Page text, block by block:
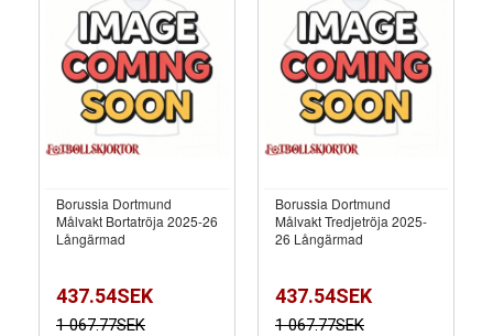
Borussia Dortmund
Målvakt Bortatröja 2025-26
Långärmad
437.54SEK
1 067.77SEK
Borussia Dortmund
Målvakt Tredjetröja 2025-
26 Långärmad
437.54SEK
1 067.77SEK